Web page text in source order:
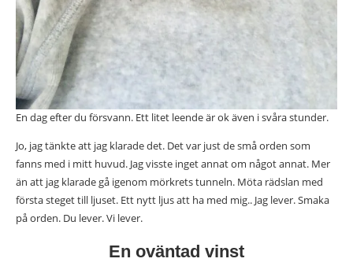
En dag efter du försvann. Ett litet leende är ok även i svåra stunder.
Jo, jag tänkte att jag klarade det. Det var just de små orden som
fanns med i mitt huvud. Jag visste inget annat om något annat. Mer
än att jag klarade gå igenom mörkrets tunneln. Möta rädslan med
första steget till ljuset. Ett nytt ljus att ha med mig.. Jag lever. Smaka
på orden. Du lever. Vi lever.
En oväntad vinst